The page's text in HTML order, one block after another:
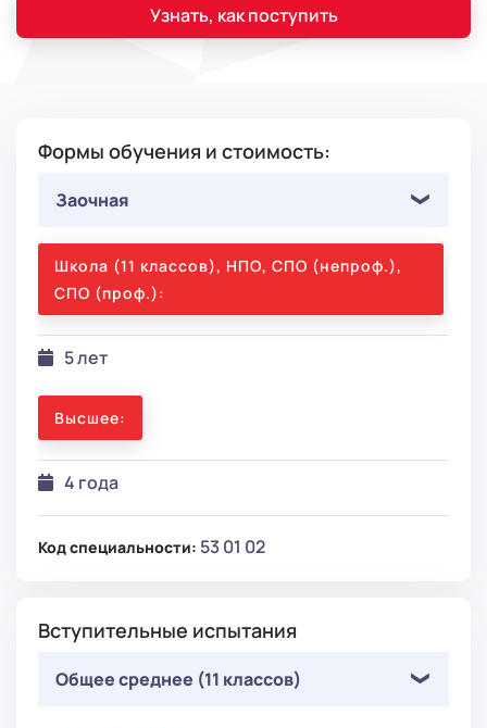
Узнать, как поступить
Формы обучения и стоимость:
Заочная
Школа (11 классов), НПО, СПО (непроф.),
СПО (проф.):
5 лет
Высшее:
4 года
Код специальности: 53 01 02
Вступительные испытания
Общее среднее (11 классов)